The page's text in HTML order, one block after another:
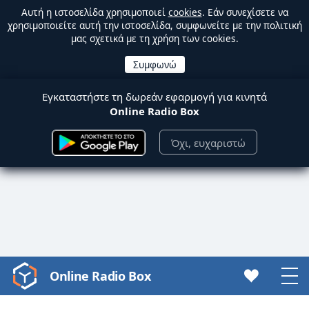
Αυτή η ιστοσελίδα χρησιμοποιεί cookies. Εάν συνεχίσετε να
χρησιμοποιείτε αυτή την ιστοσελίδα, συμφωνείτε με την πολιτική
μας σχετικά με τη χρήση των cookies.
Εγκαταστήστε τη δωρεάν εφαρμογή για κινητά
Online Radio Box
Όχι, ευχαριστώ
Video
Player
Online Radio Box